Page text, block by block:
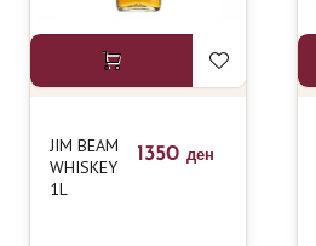
JIM BEAM
WHISKEY
1L
1350 ден